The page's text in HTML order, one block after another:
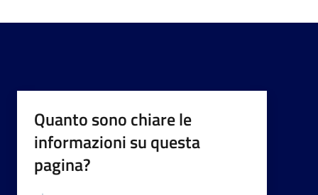
Quanto sono chiare le
informazioni su questa
pagina?